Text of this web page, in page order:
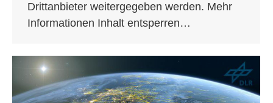
Drittanbieter weitergegeben werden. Mehr
Informationen Inhalt entsperren…